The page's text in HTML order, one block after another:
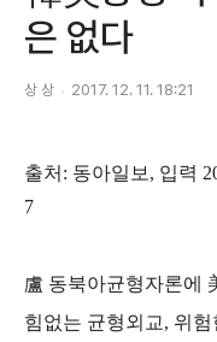
은 없다
상 상 2017. 12. 11. 18:21
출처 : 동아일보 , 입력
7
盧 동북아균형자론에
힘없는 균형외교, 위험